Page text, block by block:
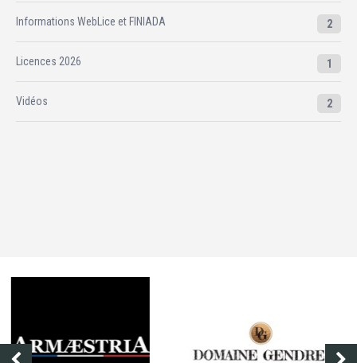
Informations WebLice et FINIADA 2
Licences 2026 1
Vidéos 2